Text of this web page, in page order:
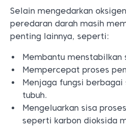
Selain mengedarkan
peredaran darah masih
penting lainnya, seperti:
Membantu menstabilkan
Mempercepat proses
Menjaga fungsi
tubuh.
Mengeluarkan sisa
seperti karbon dioksida